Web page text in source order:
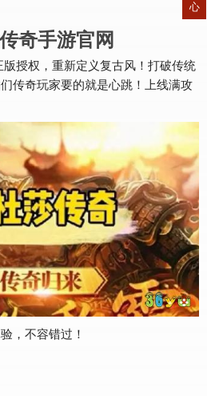
奇手游官网
授权，重新定义复古风！打破传统
传奇玩家要的就是心跳！上线满攻
，不容错过！
心